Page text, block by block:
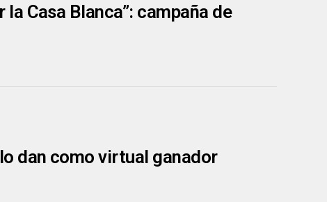
Casa Blanca”: campaña de
dan como virtual ganador